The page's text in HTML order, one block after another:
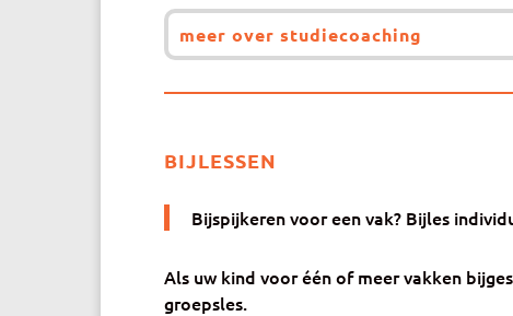
meer over studiecoaching
BIJLESSEN
Bijspijkeren voor een vak? Bijles
Als uw kind voor één of meer vakken
groepsles.